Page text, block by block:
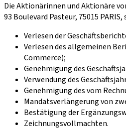
Die Aktionärinnen und Aktionäre
93 Boulevard Pasteur, 75015
Verlesen der
Verlesen des allgemeinen
Commerce);
Genehmigung des
Verwendung des
Genehmigung des vom
Mandatsverlängerung von
Bestätigung der
Zeichnungsvollmachten.